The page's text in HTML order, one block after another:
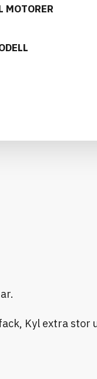
MOTORER
Kyl extra stor